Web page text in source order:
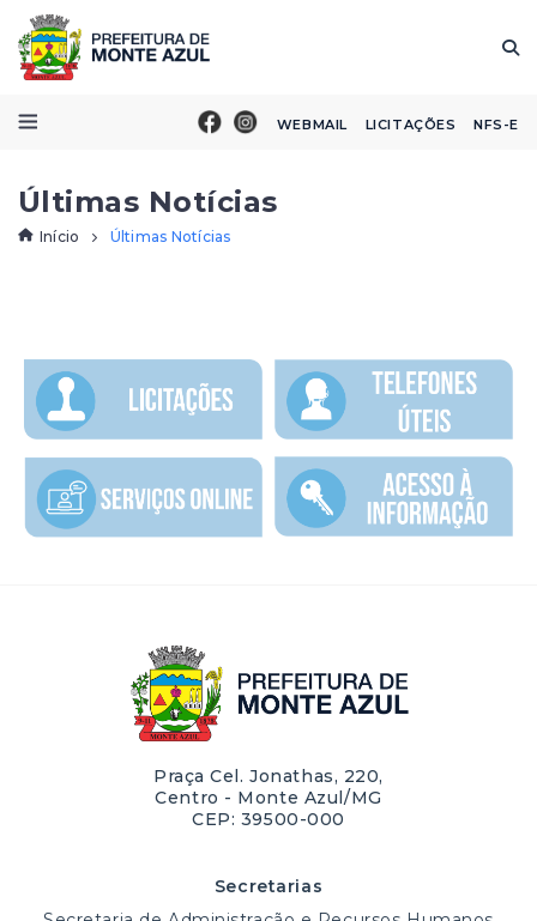
WEBMAIL LICITAÇÕES NFS-E
Últimas Notícias
Início Últimas Notícias
Praça Cel. Jonathas, 220,
Centro - Monte Azul/MG
CEP: 39500-000
Secretarias